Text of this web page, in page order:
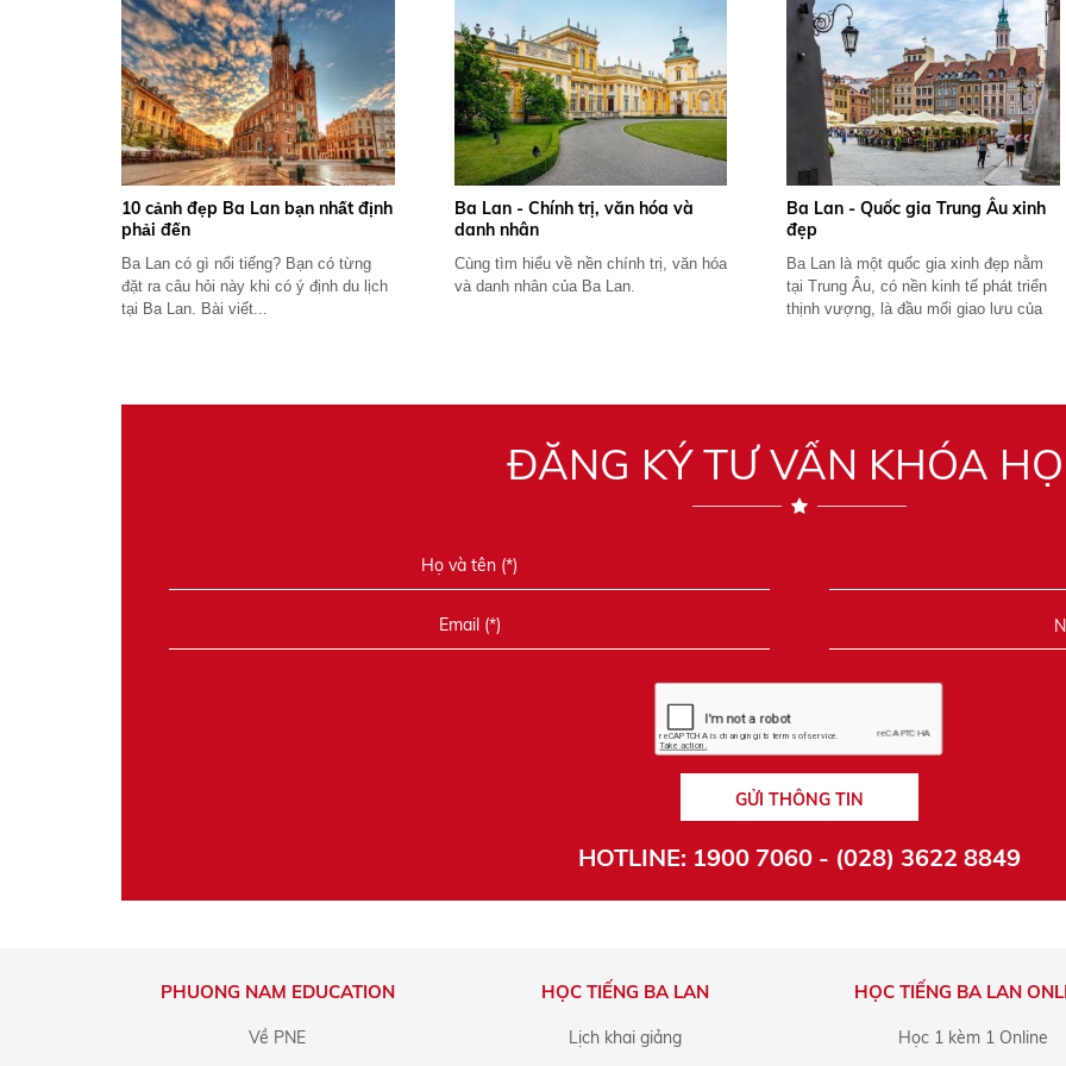
10 cảnh đẹp Ba Lan bạn nhất định
phải đến
Ba Lan có gì nổi tiếng? Bạn có từng
đặt ra câu hỏi này khi có ý định du lịch
tại Ba Lan. Bài viết...
Ba Lan - Chính trị, văn hóa và
danh nhân
Cùng tìm hiểu về nền chính trị, văn hóa
và danh nhân của Ba Lan.
Ba Lan - Quốc gia Trung Âu xinh
đẹp
Ba Lan là một quốc gia xinh đẹp nằm
tại Trung Âu, có nền kinh tế phát triển
thịnh vượng, là đầu mối giao lưu của
ĐĂNG KÝ TƯ VẤN KHÓA
GỬI THÔNG TIN
HOTLINE: 1900 7060 - (028) 3622 8849
PHUONG NAM EDUCATION
Về PNE
HỌC TIẾNG BA LAN
Lịch khai giảng
HỌC TIẾNG BA LAN
Học 1 kèm 1 Online